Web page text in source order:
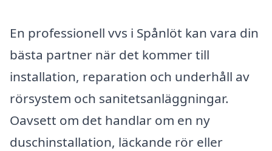
En professionell vvs i Spånlöt kan vara din
bästa partner när det kommer till
installation, reparation och underhåll av
rörsystem och sanitetsanläggningar.
Oavsett om det handlar om en ny
duschinstallation, läckande rör eller